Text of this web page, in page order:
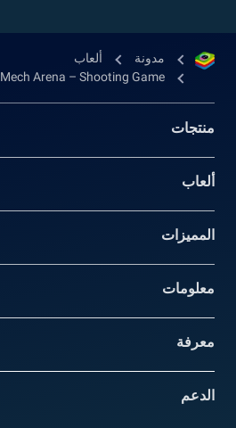
مدونة
ألعاب
Mech Arena – Shooting Game
منتجات
ألعاب
المميزات
معلومات‎
معرفة
الدعم